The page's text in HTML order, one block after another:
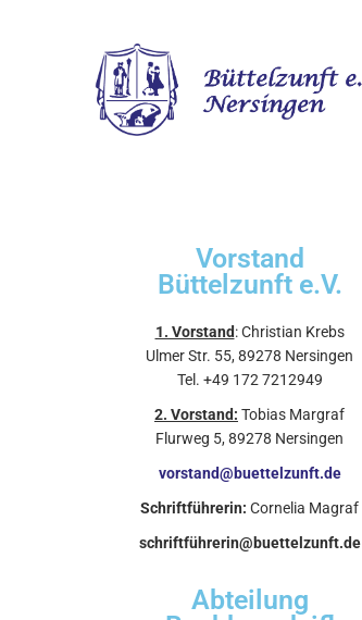
Vorstand
Büttelzunft e.V.
1. Vorstand: Christian Krebs
Ulmer Str. 55, 89278 Nersingen
Tel. +49 172 7212949
2. Vorstand: Tobias Margraf
Flurweg 5, 89278 Nersingen
vorstand@buettelzunft.de
Schriftführerin: Cornelia Magraf
schriftführerin@buettelzunft.de
Abteilung